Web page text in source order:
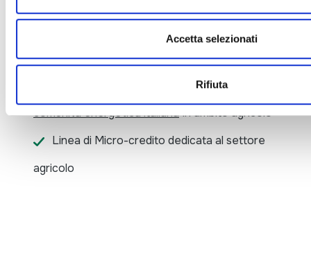
Accetta selezionati
Rifiuta
Porre fine alla fame, raggiungere la sicurezza
Finanziamento per la costituzione della
comunità energetica italiana in ambito agricolo
Linea di Micro-credito dedicata al settore
agricolo